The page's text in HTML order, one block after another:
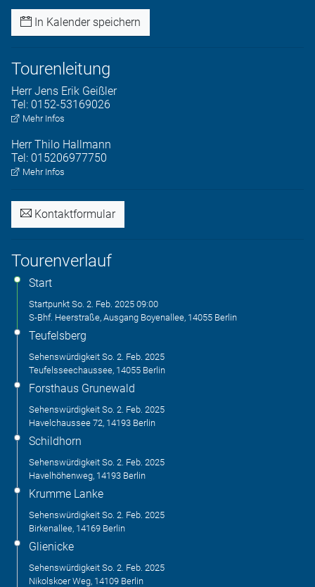
In Kalender speichern
Tourenleitung
Herr Jens Erik Geißler
Tel: 0152-53169026
Mehr Infos
Herr Thilo Hallmann
Tel: 015206977750
Mehr Infos
Kontaktformular
Tourenverlauf
Start
Startpunkt So. 2. Feb. 2025 09:00
S-Bhf. Heerstraße, Ausgang Boyenallee, 14055 Berlin
Teufelsberg
Sehenswürdigkeit So. 2. Feb. 2025
Teufelsseechaussee, 14055 Berlin
Forsthaus Grunewald
Sehenswürdigkeit So. 2. Feb. 2025
Havelchaussee 72, 14193 Berlin
Schildhorn
Sehenswürdigkeit So. 2. Feb. 2025
Havelhöhenweg, 14193 Berlin
Krumme Lanke
Sehenswürdigkeit So. 2. Feb. 2025
Birkenallee, 14169 Berlin
Glienicke
Sehenswürdigkeit So. 2. Feb. 2025
Nikolskoer Weg, 14109 Berlin